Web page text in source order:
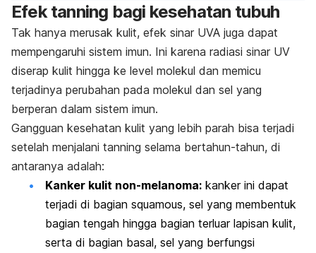
Efektanning bagi kesehatan tubuh
Tak hanya merusak kulit, efek sinar UVA juga dapat
mempengaruhi sistem imun. Ini karena radiasi sinar UV
diserap kulit hingga ke level molekul dan memicu
terjadinya perubahan pada molekul dan sel yang
berperan dalam sistem imun.
Gangguan kesehatan kulit yang lebih parah bisa terjadi
setelah menjalani tanning selama bertahun-tahun, di
antaranya adalah:
Kanker kulit non-melanoma: kanker ini dapat
terjadi di bagian squamous, sel yang membentuk
bagian tengah hingga bagian terluar lapisan kulit,
serta di bagian basal, sel yang berfungsi